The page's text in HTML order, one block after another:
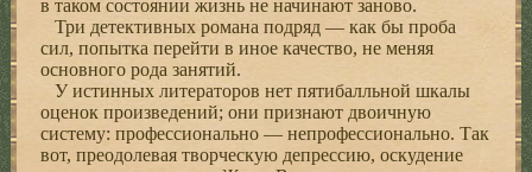
в таком состоянии жизнь не начинают заново.
Три детективных романа подряд — как бы проба
сил, попытка перейти в иное качество, не меняя
основного рода занятий.
У истинных литераторов нет пятибалльной шкалы
оценок произведений; они признают двоичную
систему: профессионально — непрофессионально. Так
вот, преодолевая творческую депрессию, оскудение